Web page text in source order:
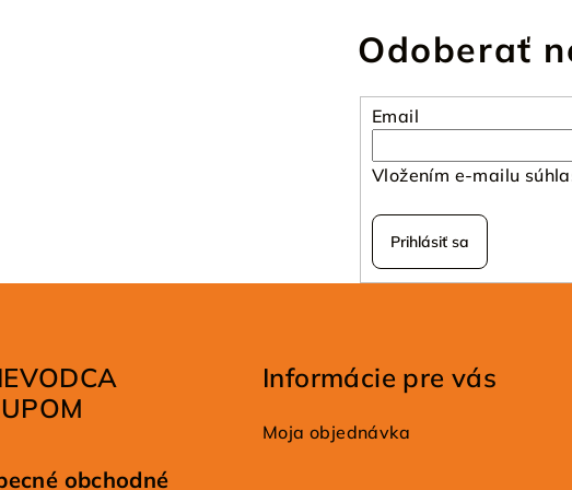
Odoberať
Email
Vložením e-mailu
Prihlásiť sa
obchodné
Informácie pre vás
Moja objednávka